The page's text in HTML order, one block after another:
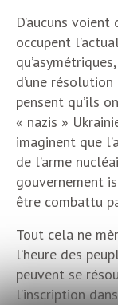
D’aucuns
occupent
d’une
pensent qu’ils
« nazis »
imaginent que
de l’arme
gouvernement
être combattu
Tout cela ne
l’heure des
peuvent se
l’inscription